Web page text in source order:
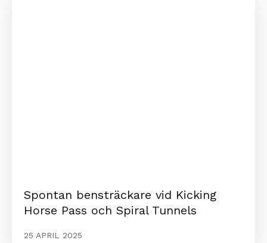
Spontan bensträckare vid Kicking
Horse Pass och Spiral Tunnels
25 APRIL 2025